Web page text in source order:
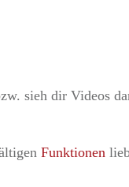
sieh dir Videos
Funktionen